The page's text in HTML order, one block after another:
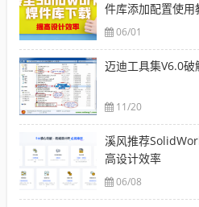
件库添加配置使用
06/01
迈迪工具集V6.0
11/20
溪风推荐
高设计效率
06/08